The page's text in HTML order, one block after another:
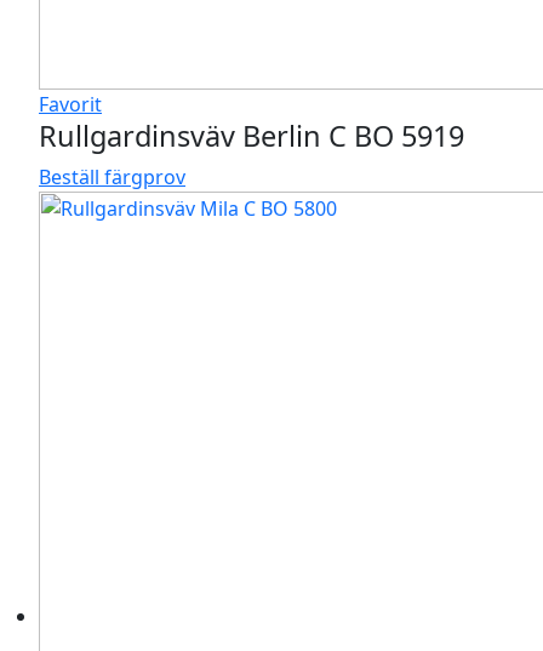
Favorit
Rullgardinsväv Berlin C BO 5919
Beställ färgprov